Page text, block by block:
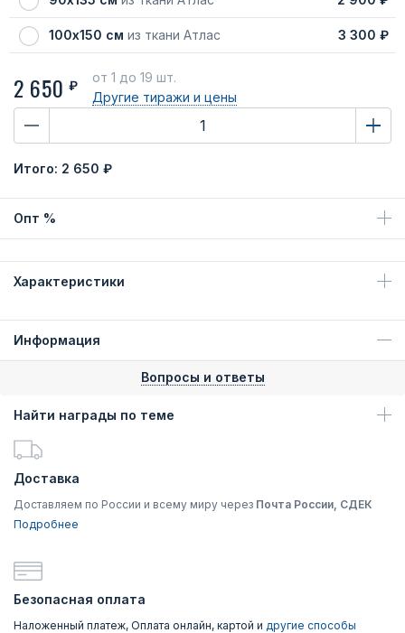
100х150 см из ткани Атлас 3 300 ₽
2 650 ₽
от 1 до 19 шт.
Другие тиражи и цены
Итого: 2 650 ₽
Опт %
Характеристики
Информация
Вопросы и ответы
Найти награды по теме
Доставка
Доставляем по России и всему миру через Почта России, СДЕК
Подробнее
Безопасная оплата
Наложенный платеж, Оплата онлайн, картой и другие способы